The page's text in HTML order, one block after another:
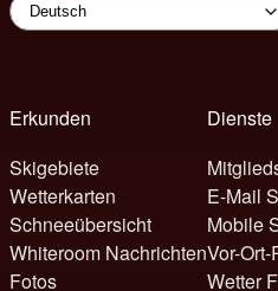
Erkunden
Skigebiete
Wetterkarten
Schneeübersicht
Whiteroom Nachrichten
Fotos
Dienste
E-Mail
Mobile
Vor-
Wetter